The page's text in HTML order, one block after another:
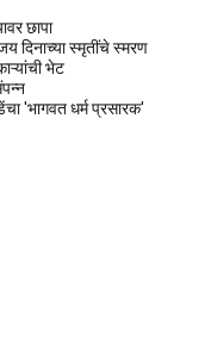
छापा
दिनाच्या स्मृतींचे स्मरण
भेट
'भागवत धर्म प्रसारक'